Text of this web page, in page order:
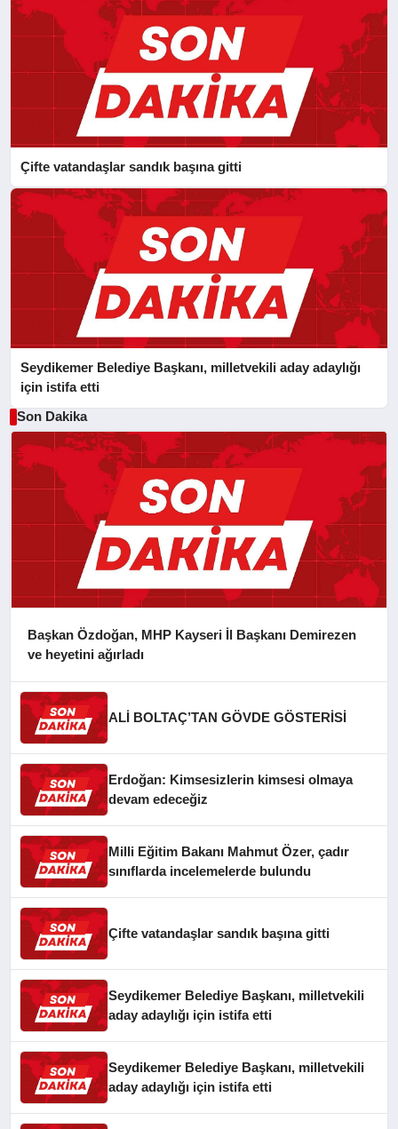
Çifte vatandaşlar sandık başına gitti
Seydikemer Belediye Başkanı, milletvekili aday adaylığı
için istifa etti
Son Dakika
Başkan Özdoğan, MHP Kayseri İl Başkanı Demirezen
ve heyetini ağırladı
ALİ BOLTAÇ’TAN GÖVDE GÖSTERİSİ
Erdoğan: Kimsesizlerin kimsesi olmaya
devam edeceğiz
Milli Eğitim Bakanı Mahmut Özer, çadır
sınıflarda incelemelerde bulundu
Çifte vatandaşlar sandık başına gitti
Seydikemer Belediye Başkanı, milletvekili
aday adaylığı için istifa etti
Seydikemer Belediye Başkanı, milletvekili
aday adaylığı için istifa etti